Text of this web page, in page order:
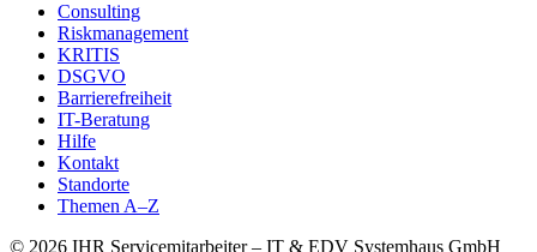
Consulting
Riskmanagement
KRITIS
DSGVO
Barrierefreiheit
IT-Beratung
Hilfe
Kontakt
Standorte
Themen A–Z
© 2026 IHR Servicemitarbeiter – IT & EDV Systemhaus GmbH